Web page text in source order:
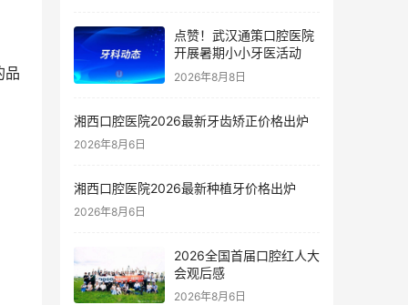
品
点赞！武汉通策口腔医院
开展暑期小小牙医活动
2026年8月8日
湘西口腔医院2026最新牙齿矫正价格出炉
2026年8月6日
湘西口腔医院2026最新种植牙价格出炉
2026年8月6日
2026全国首届口腔红人大
会观后感
2026年8月6日